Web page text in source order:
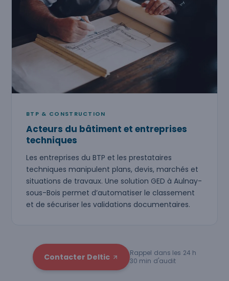
BTP & CONSTRUCTION
Acteurs du bâtiment et entreprises
techniques
Les entreprises du BTP et les prestataires
techniques manipulent plans, devis, marchés et
situations de travaux. Une solution GED à Aulnay-
sous-Bois permet d’automatiser le classement
et de sécuriser les validations documentaires.
Contacter Deltic
Rappel dans les 24 h
30 min d'audit